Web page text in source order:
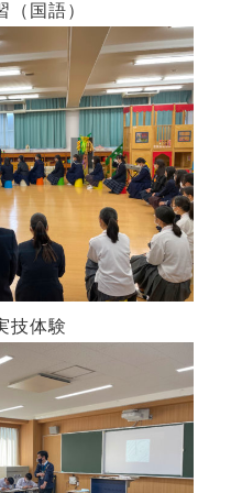
国語）
技体験